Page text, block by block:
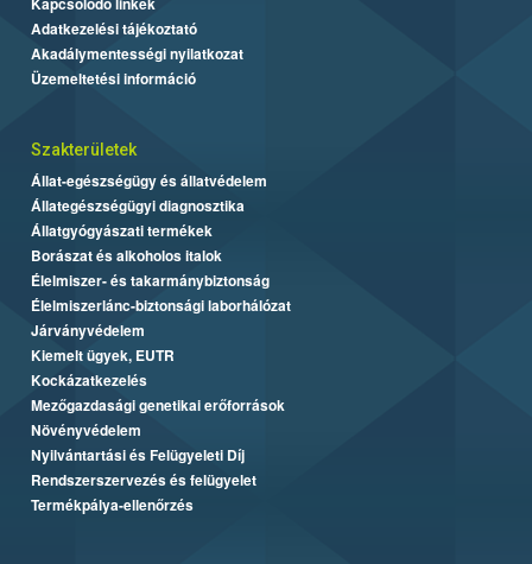
Adatkezelési tájékoztató
Akadálymentességi nyilatkozat
Üzemeltetési információ
Szakterületek
Állat-egészségügy és állatvédelem
Állategészségügyi diagnosztika
Állatgyógyászati termékek
Borászat és alkoholos italok
Élelmiszer- és takarmánybiztonság
Élelmiszerlánc-biztonsági laborhálózat
Járványvédelem
Kiemelt ügyek, EUTR
Kockázatkezelés
Mezőgazdasági genetikai erőforrások
Növényvédelem
Nyilvántartási és Felügyeleti Díj
Rendszerszervezés és felügyelet
Termékpálya-ellenőrzés